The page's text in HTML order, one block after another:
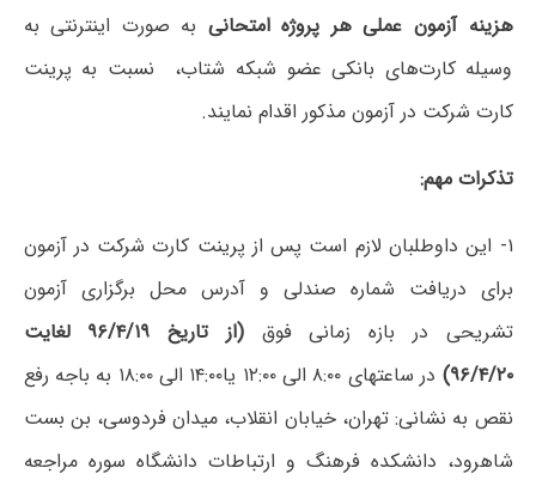
هزینه آزمون عملی هر پروژه امتحانی به صورت اینترنتی به
وسیله کارت‌های بانکی عضو شبکه شتاب، نسبت به پرینت
کارت شرکت در آزمون مذکور اقدام نمایند.
تذکرات مهم:
۱- این داوطلبان لازم است پس از پرینت کارت شرکت در آزمون
برای دریافت شماره صندلی و آدرس محل برگزاری آزمون
تشریحی در بازه زمانی فوق
(از تاریخ ۹۶/۴/۱۹ لغایت
۹۶/۴/۲۰)
در ساعتهای ۸:۰۰ الی ۱۲:۰۰ یا۱۴:۰۰ الی ۱۸:۰۰ به باجه رفع
نقص به نشانی: تهران، خیابان انقلاب، میدان فردوسی، بن بست
شاهرود، دانشکده فرهنگ و ارتباطات دانشگاه سوره مراجعه